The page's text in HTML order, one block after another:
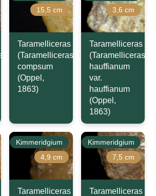
15,5 cm
Taramelliceras
(Taramelliceras)
compsum
(Oppel,
1863)
3,6 cm
Taramelliceras
(Taramelliceras)
hauffianum
var.
hauffianum
(Oppel,
1863)
Kimmeridgium
4,9 cm
Taramelliceras
Kimmeridgium
7,5 cm
Taramelliceras